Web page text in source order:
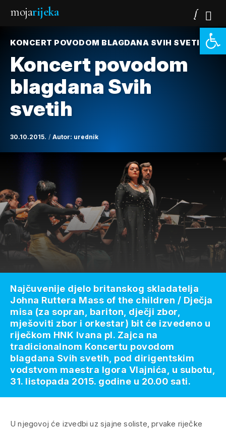
mojarijeka
KONCERT POVODOM BLAGDANA SVIH SVETIH
Koncert povodom
blagdana Svih
svetih
30.10.2015. Autor: urednik
U njegovoj će izvedbi uz sjajne soliste, prvake riječke
Najčuvenije djelo britanskog skladatelja
Johna Ruttera Mass of the children / Dječja
misa (za sopran, bariton, dječji zbor,
mješoviti zbor i orkestar) bit će izvedeno u
riječkom HNK Ivana pl. Zajca na
tradicionalnom Koncertu povodom
blagdana Svih svetih, pod dirigentskim
vodstvom maestra Igora Vlajnića, u subotu,
31. listopada 2015. godine u 20.00 sati.